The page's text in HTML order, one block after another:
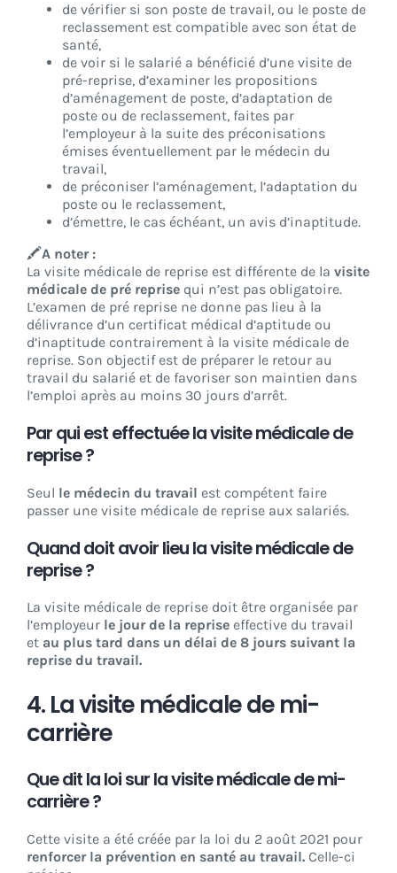
de vérifier si son poste de travail, ou le poste de
reclassement est compatible avec son état de
santé,
de voir si le salarié a bénéficié d’une visite de
pré-reprise, d’examiner les propositions
d’aménagement de poste, d’adaptation de
poste ou de reclassement, faites par
l’employeur à la suite des préconisations
émises éventuellement par le médecin du
travail,
de préconiser l’aménagement, l’adaptation du
poste ou le reclassement,
d’émettre, le cas échéant, un avis d’inaptitude.
🖍️A noter :
La visite médicale de reprise est différente de la visite
médicale de pré reprise qui n’est pas obligatoire.
L’examen de pré reprise ne donne pas lieu à la
délivrance d’un certificat médical d’aptitude ou
d’inaptitude contrairement à la visite médicale de
reprise. Son objectif est de préparer le retour au
travail du salarié et de favoriser son maintien dans
l’emploi après au moins 30 jours d’arrêt.
Par qui est effectuée la visite médicale de
reprise ?
Seul le médecin du travail est compétent faire
passer une visite médicale de reprise aux salariés.
Quand doit avoir lieu la visite médicale de
reprise ?
La visite médicale de reprise doit être organisée par
l’employeur le jour de la reprise effective du travail
et au plus tard dans un délai de 8 jours suivant la
reprise du travail.
4. La visite médicale de mi-
carrière
Que dit la loi sur la visite médicale de mi-
carrière ?
Cette visite a été créée par la loi du 2 août 2021 pour
renforcer la prévention en santé au travail. Celle-ci